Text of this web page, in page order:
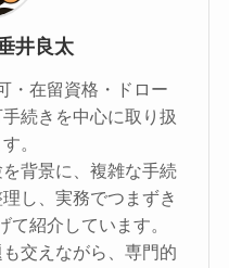
井良太
・在留資格・ドロー
続きを中心に取り扱
。
背景に、複雑な手続
し、実務でつまずき
紹介しています。
交えながら、専門的